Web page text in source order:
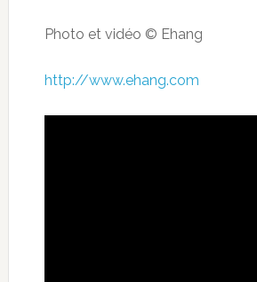
Photo et vidéo © Ehang
http://www.ehang.com